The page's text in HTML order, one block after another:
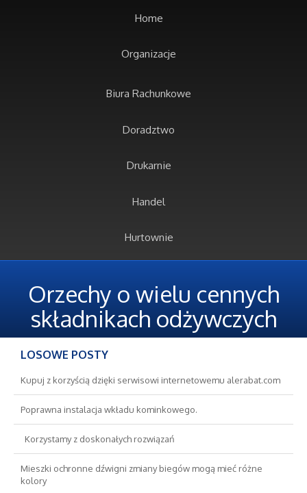
Home
Organizacje
Biura Rachunkowe
Doradztwo
Drukarnie
Handel
Hurtownie
Oferty Pracy
Ekologia
Banki, Przelewy, Waluty, Kantory
Wykończenia
Orzechy o wielu cennych
składnikach odżywczych
LOSOWE POSTY
Kupuj z korzyścią dzięki serwisowi internetowemu alerabat.com
Poprawna instalacja wkładu kominkowego.
Korzystamy z doskonałych rozwiązań
Mieszki ochronne dźwigni zmiany biegów mogą mieć różne
kolory